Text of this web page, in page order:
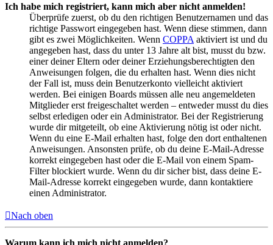
Ich habe mich registriert, kann mich aber nicht anmelden!
Überprüfe zuerst, ob du den richtigen Benutzernamen und das
richtige Passwort eingegeben hast. Wenn diese stimmen, dann
gibt es zwei Möglichkeiten. Wenn COPPA aktiviert ist und du
angegeben hast, dass du unter 13 Jahre alt bist, musst du bzw.
einer deiner Eltern oder deiner Erziehungsberechtigten den
Anweisungen folgen, die du erhalten hast. Wenn dies nicht
der Fall ist, muss dein Benutzerkonto vielleicht aktiviert
werden. Bei einigen Boards müssen alle neu angemeldeten
Mitglieder erst freigeschaltet werden – entweder musst du dies
selbst erledigen oder ein Administrator. Bei der Registrierung
wurde dir mitgeteilt, ob eine Aktivierung nötig ist oder nicht.
Wenn du eine E-Mail erhalten hast, folge den dort enthaltenen
Anweisungen. Ansonsten prüfe, ob du deine E-Mail-Adresse
korrekt eingegeben hast oder die E-Mail von einem Spam-
Filter blockiert wurde. Wenn du dir sicher bist, dass deine E-
Mail-Adresse korrekt eingegeben wurde, dann kontaktiere
einen Administrator.
Nach oben
Warum kann ich mich nicht anmelden?